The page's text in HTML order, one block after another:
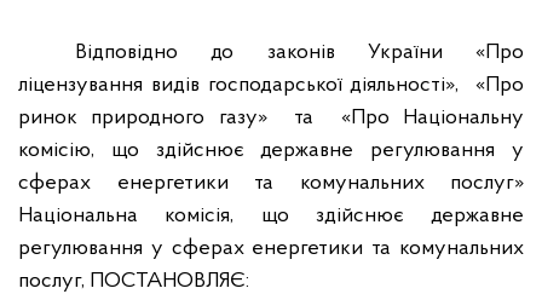
Відповідно до законів України «Про
ліцензування видів господарської діяльності»,
«Про
ринок природного газу»
та
«Про Національну
комісію, що здійснює державне регулювання у
сферах енергетики та комунальних послуг»
Національна комісія, що здійснює державне
регулювання у сферах енергетики та комунальних
послуг, ПОСТАНОВЛЯЄ: